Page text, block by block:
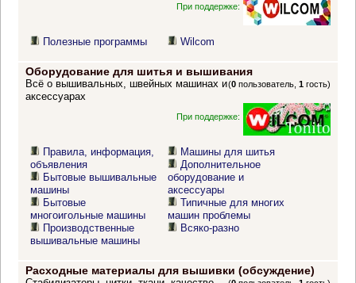
При поддержке:
Полезные программы Wilcom
Оборудование для шитья и вышивания
(0 пользователь,1 гость)
Всё о вышивальных, швейных машинах и
аксессуарах
При поддержке:
Правила, информация,
объявления
Бытовые вышивальные
машины
Бытовые
многоигольные машины
Производственные
вышивальные машины
Машины для шитья
Дополнительное
оборудование и
аксессуары
Типичные для многих
машин проблемы
Всяко-разно
Расходные материалы для вышивки (обсуждение)